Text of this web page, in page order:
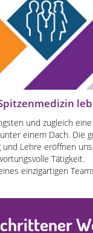
und zugleich
einem Dach. Die
Lehre eröffnen
Tätigkeit.
einzigartigen